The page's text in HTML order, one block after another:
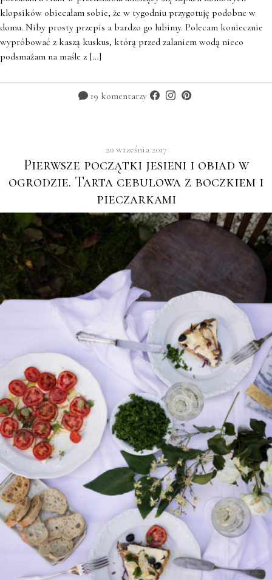
klopsików obiecałam sobie, że w tygodniu przygotuję podobne w
domu. Niby prosty przepis a bardzo go lubimy. Polecam koniecznie
wypróbować z kaszą kuskus, którą przed zalaniem wodą nieco
podsmażam na maśle z […]
19 komentarzy
20 września 2017
Pierwsze początki jesieni i obiad w
ogrodzie. Tarta cebulowa z boczkiem i
pieczarkami